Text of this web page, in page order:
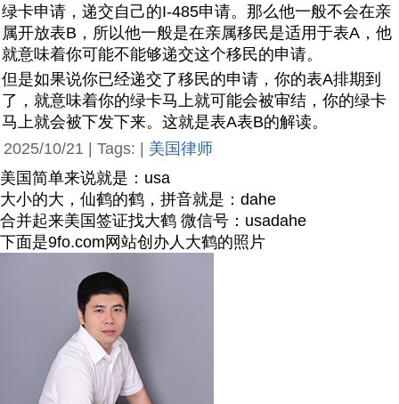
绿卡申请，递交自己的I-485申请。那么他一般不会在亲
属开放表B，所以他一般是在亲属移民是适用于表A，他
就意味着你可能不能够递交这个移民的申请。
但是如果说你已经递交了移民的申请，你的表A排期到
了，就意味着你的绿卡马上就可能会被审结，你的绿卡
马上就会被下发下来。这就是表A表B的解读。
2025/10/21 | Tags: | 美国律师
美国简单来说就是：usa
大小的大，仙鹤的鹤，拼音就是：dahe
合并起来美国签证找大鹤 微信号：usadahe
下面是9fo.com网站创办人大鹤的照片